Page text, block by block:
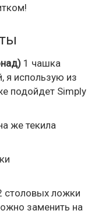
1 чашка
я использую из
подойдет Simply
же текила
столовых ложки
заменить на